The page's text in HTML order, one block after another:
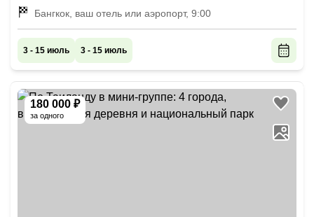
Бангкок, ваш отель или аэропорт, 9:00
3 - 15 июль 3 - 15 июль
180 000 ₽
за одного